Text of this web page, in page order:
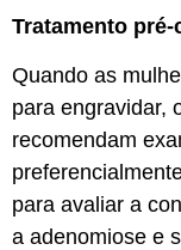
Tratamento
Quando as
para engravidar,
recomendam
para avaliar a
a adenomiose e